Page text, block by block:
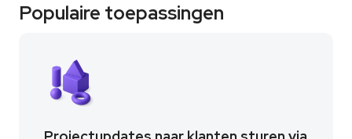
Populaire toepassingen